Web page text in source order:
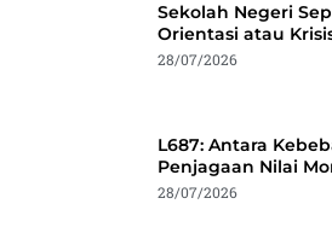
Sekolah Negeri
Orientasi atau
28/07/2026
L687: Antara
Penjagaan Nilai
28/07/2026